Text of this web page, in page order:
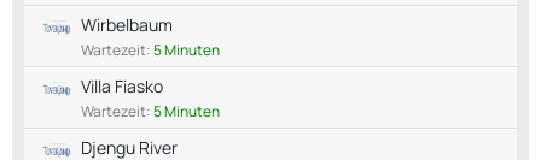
Wirbelbaum
Wartezeit:5 Minuten
Villa Fiasko
Wartezeit:5 Minuten
Djengu River